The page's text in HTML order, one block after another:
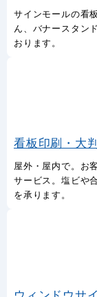
サインモールの看
ん、バナースタン
おります。
看板印刷・大
屋外・屋内で。お
サービス。塩ビや
を承ります。